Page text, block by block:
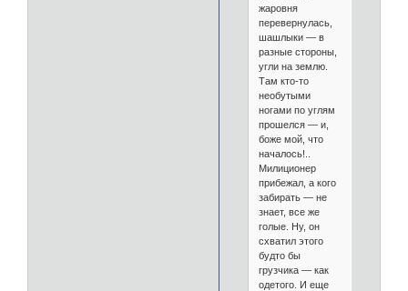
жаровня
перевернулась,
шашлыки — в
разные стороны,
угли на землю.
Там кто-то
необутыми
ногами по углям
прошелся — и,
боже мой, что
началось!..
Милиционер
прибежал, а кого
забирать — не
знает, все же
голые. Ну, он
схватил этого
будто бы
грузчика — как
одетого. И еще